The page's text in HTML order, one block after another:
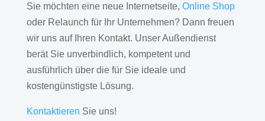
Sie möchten eine neue Internetseite, Online Shop
oder Relaunch für Ihr Unternehmen? Dann freuen
wir uns auf Ihren Kontakt. Unser Außendienst
berät Sie unverbindlich, kompetent und
ausführlich über die für Sie ideale und
kostengünstigste Lösung.
Kontaktieren Sie uns!